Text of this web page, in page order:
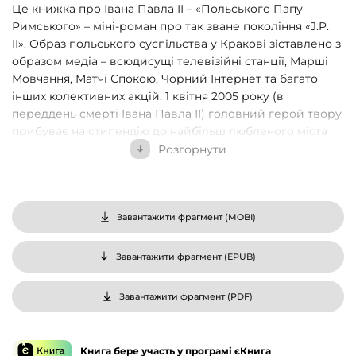
Це книжка про Івана Павла ІІ – «Польського Папу
Римського» – міні-роман про так зване покоління «J.P.
II». Образ польського суспільства у Кракові зіставлено з
образом медіа – всюдисущі телевізійні станції, Марші
Мовчання, Матчі Спокою, Чорний Інтернет та багато
інших колективних акцій. 1 квітня 2005 року (в
переддень смерті Івана Павла ІІ) головний герой твору
прибуває на стипендію до найбільш любленого міста
усіх поляків і, ніби Одіссей, мандрує краківськими
інтеліґенції, а інколи молоддю з інших міст та країн, про
Папу Римського, обговорюючи те, що давно відомо та
порушуючи так звані «білі плями» – теми, які не
рекомендується обговорювати. Він стає учасником
різноманітних подій та опісля критично портретує
медійний візерунок суспільства, яке стає свідком того,
як на екранах, моніторах, у слухавці на живо вмирає
Розгорнути
Завантажити фрагмент (MOBI)
Завантажити фрагмент (EPUB)
Завантажити фрагмент (PDF)
Книга бере участь у програмі єКнига